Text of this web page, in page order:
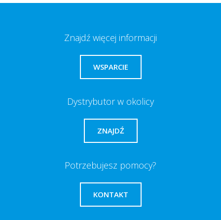
Znajdź więcej informacji
WSPARCIE
Dystrybutor w okolicy
ZNAJDŹ
Potrzebujesz pomocy?
KONTAKT